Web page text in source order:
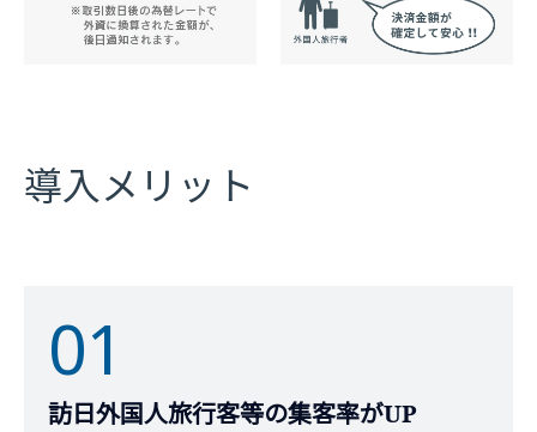
導入メリット
01
訪日外国人旅行客等の集客率がUP